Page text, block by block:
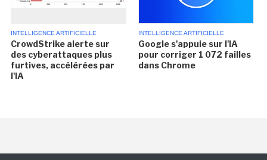
INTELLIGENCE ARTIFICIELLE
CrowdStrike alerte sur
des cyberattaques plus
furtives, accélérées par
l'IA
INTELLIGENCE ARTIFICIELLE
Google s'appuie sur l'IA
pour corriger 1 072 failles
dans Chrome